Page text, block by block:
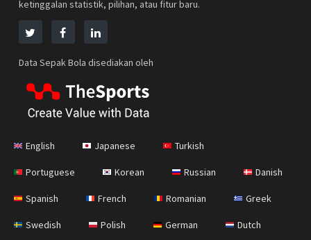
ketinggalan statistik, pilihan, atau fitur baru.
Data Sepak Bola disediakan oleh
English Japanese Turkish
Portuguese Korean Russian Danish
Spanish French Romanian Greek
Swedish Polish German Dutch